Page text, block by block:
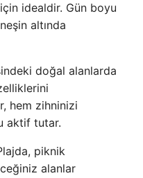
idealdir. Gün boyu
altında
doğal alanlarda
hem zihninizi
aktif tutar.
piknik
alanlar